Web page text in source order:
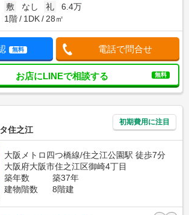
敷
なし 礼
6.4万
1階
1DK 28㎡
無料 電話で問合せ
お店にLINEで相談する 無料
住之江
初期費用に注目
大阪メトロ四つ橋線/住之江公園駅 徒歩7分
大阪府大阪市住之江区御崎4丁目
築年数
築37年
建物階数
8階建